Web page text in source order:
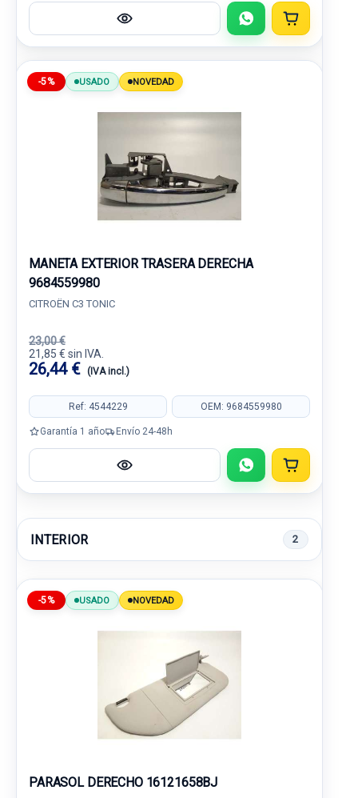
-5% USADO NOVEDAD
MANETA EXTERIOR TRASERA DERECHA
9684559980
CITROËN C3 TONIC
23,00 €
21,85 € sin IVA.
26,44 € (IVA incl.)
Ref: 4544229 OEM: 9684559980
Garantía 1 año Envío 24-48h
INTERIOR 2
-5% USADO NOVEDAD
PARASOL DERECHO 16121658BJ